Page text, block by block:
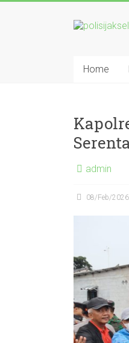
Home
admin
08/Feb/